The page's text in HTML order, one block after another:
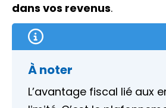
dans vos revenus.
À noter
L’avantage fiscal lié aux